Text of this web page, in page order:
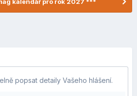
popsat detaily Vašeho hlášení.